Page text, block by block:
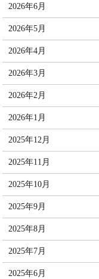
2026年6月
2026年5月
2026年4月
2026年3月
2026年2月
2026年1月
2025年12月
2025年11月
2025年10月
2025年9月
2025年8月
2025年7月
2025年6月